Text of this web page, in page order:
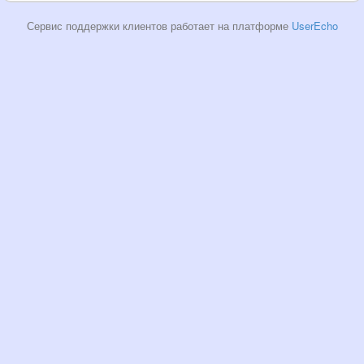
Сервис поддержки клиентов работает на платформе UserEcho